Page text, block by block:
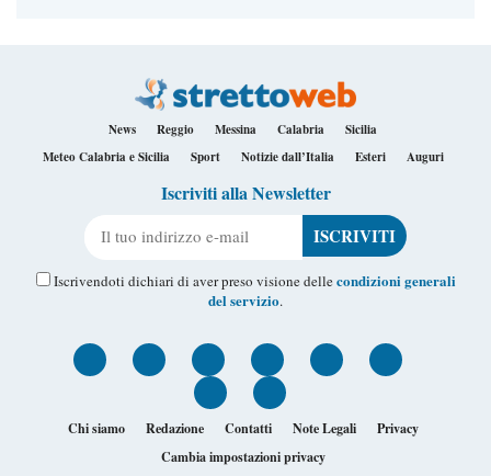
News Reggio Messina Calabria
Sicilia
Meteo Calabria e Sicilia
Sport Notizie dall’Italia Esteri Auguri
Iscriviti alla Newsletter
Iscrivendoti dichiari di aver preso visione dellecondizioni generali
del servizio.
Chi siamo Redazione Contatti Note Legali
Privacy
Cambia impostazioni privacy